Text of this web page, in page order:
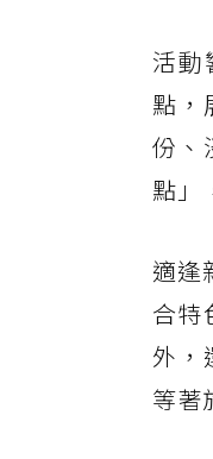
活動
點，
份、
點」
適逢
合特
外，
等著